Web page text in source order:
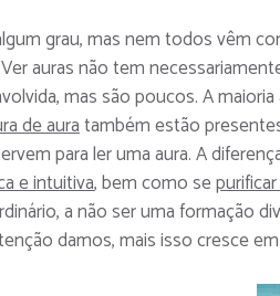
grau, mas nem todos vêm
auras não tem
mas são poucos. A
de auratambém estão
para ler uma aura. A
e intuitiva, bem como se
a não ser uma formação
damos, mais isso cresce